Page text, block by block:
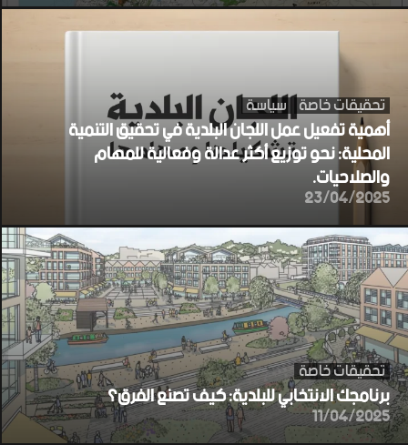
تحقيقات خاصة سياسة
أهمية تفعيل عمل اللجان البلدية في تحقيق التنمية
المحلية: نحو توزيع أكثر عدالة وفعالية للمهام
والصلاحيات.
23/04/2025
تحقيقات خاصة
برنامجك الانتخابي للبلدية: كيف تصنع الفرق؟
11/04/2025